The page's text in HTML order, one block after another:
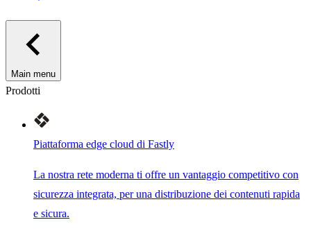
Main menu
Prodotti
Piattaforma edge cloud di Fastly
La nostra rete moderna ti offre un vantaggio competitivo con
sicurezza integrata, per una distribuzione dei contenuti rapida
e sicura.